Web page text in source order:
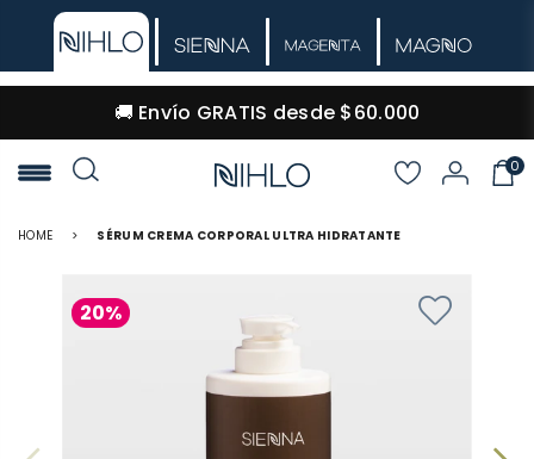
🚚 Envío GRATIS desde $60.000
NIHLO
0
HOME > SÉRUM CREMA CORPORAL ULTRA HIDRATANTE
20%